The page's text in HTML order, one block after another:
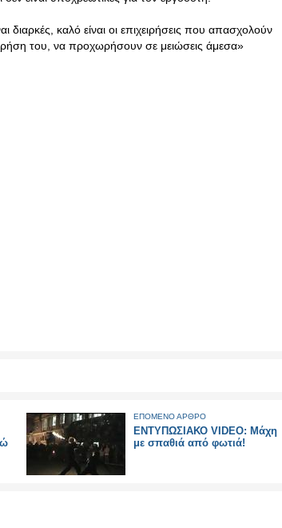
διαρκές, καλό είναι οι επιχειρήσεις που απασχολούν
του, να προχωρήσουν σε μειώσεις άμεσα»
ΕΠΟΜΕΝΟ ΑΡΘΡΟ
ΕΝΤΥΠΩΣΙΑΚΟ VIDEO: Μάχη
με σπαθιά από φωτιά!